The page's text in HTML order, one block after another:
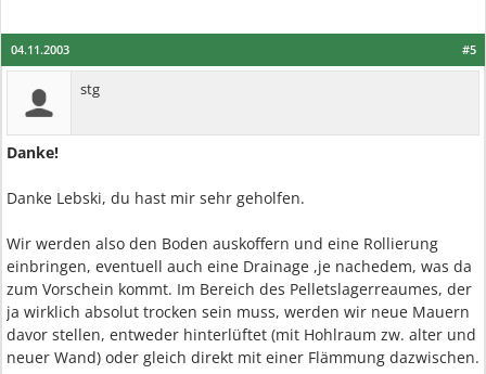
#5
04.11.2003
stg
Danke!
Danke Lebski, du hast mir sehr geholfen.
Wir werden also den Boden auskoffern und eine Rollierung
einbringen, eventuell auch eine Drainage ,je nachedem, was da
zum Vorschein kommt. Im Bereich des Pelletslagerreaumes, der
ja wirklich absolut trocken sein muss, werden wir neue Mauern
davor stellen, entweder hinterlüftet (mit Hohlraum zw. alter und
neuer Wand) oder gleich direkt mit einer Flämmung dazwischen.